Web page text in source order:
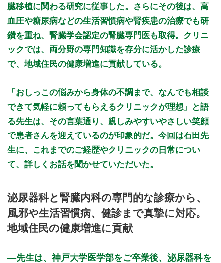
※診療時間や臨時休診・診療内容等について、事前に必ず医療
機関ホームページ、またはお電話にてご確認ください。
>>病院なびで医療機関の詳細を見る
公式HPはこちら
臓移植に関わる研究に従事した。さらにその後は、高
血圧や糖尿病などの生活習慣病や腎疾患の治療でも研
鑽を重ね、腎臓学会認定の腎臓専門医も取得。クリニ
ックでは、両分野の専門知識を存分に活かした診療
で、地域住民の健康増進に貢献している。
「おしっこの悩みから身体の不調まで、なんでも相談
できて気軽に頼ってもらえるクリニックが理想」と語
る先生は、その言葉通り、親しみやすいやさしい笑顔
で患者さんを迎えているのが印象的だ。今回は石田先
生に、これまでのご経歴やクリニックの日常につい
て、詳しくお話を聞かせていただいた。
泌尿器科と腎臓内科の専門的な診療から、
風邪や生活習慣病、健診まで真摯に対応。
地域住民の健康増進に貢献
先生は、神戸大学医学部をご卒業後、泌尿器科を